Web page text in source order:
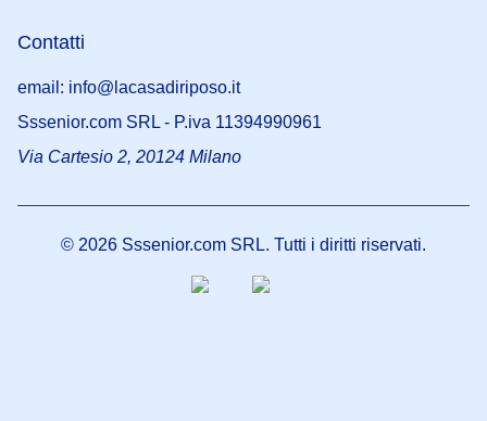
Contatti
email: info@lacasadiriposo.it
Sssenior.com SRL - P.iva 11394990961
Via Cartesio 2, 20124 Milano
© 2026 Sssenior.com SRL. Tutti i diritti riservati.